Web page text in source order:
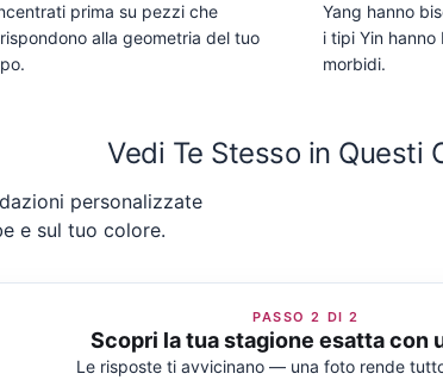
prima su pezzi che
alla geometria del tuo
Yang hanno
i tipi Yin
morbidi.
Vedi Te Stesso in Questi
personalizzate
e sul tuo colore.
PASSO 2 DI 2
Scopri la tua stagione esatta con
Le risposte ti avvicinano — una foto rende